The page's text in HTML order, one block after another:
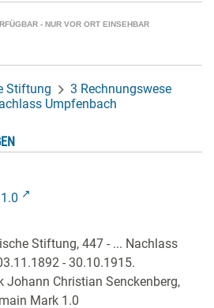
- NUR VOR ORT EINSEHBAR
Stiftung
3 Rechnungswese
Umpfenbach
Stiftung, 447 - ... Nachlass
- 30.10.1915.
Johann Christian Senckenberg,
Mark 1.0